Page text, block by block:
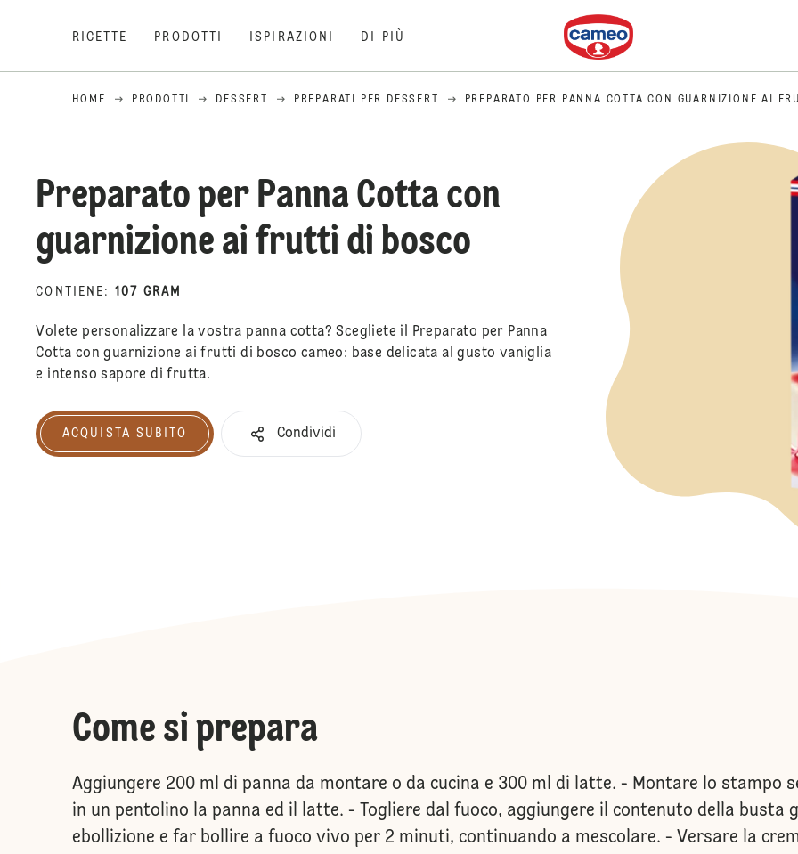
RICETTE PRODOTTI ISPIRAZIONI DI PIÙ
Dr. Oetker
HOME PRODOTTI DESSERT PREPARATI PER DESSERT PREPARATO PER PANNA COTTA CON GUARNIZIONE AI
Preparato per Panna Cotta con
guarnizione ai frutti di bosco
CONTIENE : 107 GRAM
Volete personalizzare la vostra panna cotta? Scegliete il Preparato per Panna
Cotta con guarnizione ai frutti di bosco cameo: base delicata al gusto vaniglia
e intenso sapore di frutta.
Acquista subito
ACQUISTA SUBITO Condividi
Come si prepara
Aggiungere 200 ml di panna da montare o da cucina e 300 ml di latte. - Montare lo stampo
in un pentolino la panna ed il latte. - Togliere dal fuoco, aggiungere il contenuto della busta
ebollizione e far bollire a fuoco vivo per 2 minuti, continuando a mescolare. - Versare la